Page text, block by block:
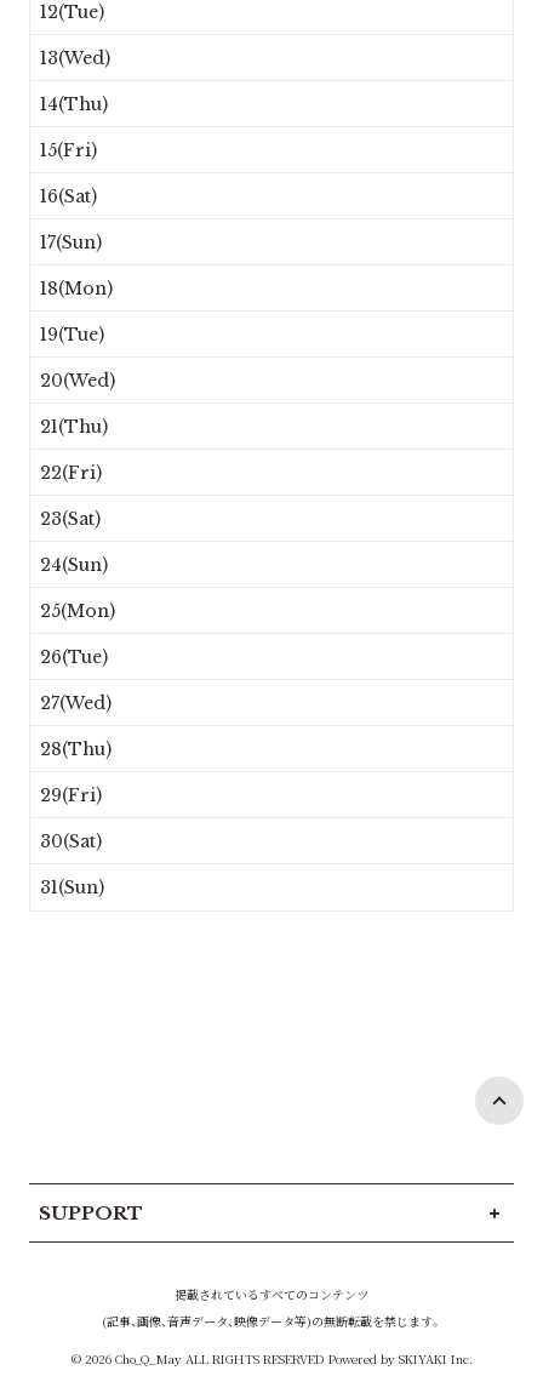
12(Tue)
13(Wed)
14(Thu)
15(Fri)
16(Sat)
17(Sun)
18(Mon)
19(Tue)
20(Wed)
21(Thu)
22(Fri)
23(Sat)
24(Sun)
25(Mon)
26(Tue)
27(Wed)
28(Thu)
29(Fri)
30(Sat)
31(Sun)
SUPPORT
掲載されているすべてのコンテンツ
(記事、画像、音声データ、映像データ等)の無断転載を禁じます。
© 2026 Cho_Q_May ALL RIGHTS RESERVED Powered by SKIYAKI Inc.